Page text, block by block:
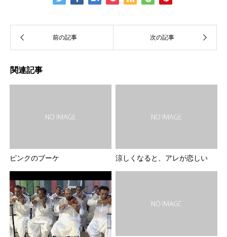
関連記事
ピンクのブーケ 涼しくなると、アレが恋しい